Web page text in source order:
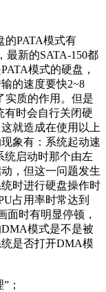
的PATA模式有
最新的SATA-150都
模式的硬盘，
的速度要快2~8
实质的作用。但是
有时会自行关闭硬
就造成在使用以上
象有：系统起动速
统启动时那个由左
，但这一问题发生
时进行硬盘操作时
占用率时常达到
面时有明显停顿，
模式是不是被
是否打开DMA模
；